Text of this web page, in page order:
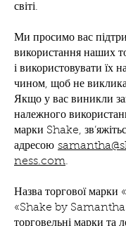
світі.
Ми просимо вас
використання наших
і використовувати їх
чином, щоб не
Якщо у вас виникли
належного
марки Shake,
адресою
ness.com.
Назва торгової марки
«Shake by Samantha»
торговельні марки та